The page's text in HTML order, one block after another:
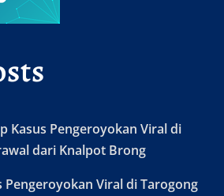
Kasus Pengeroyokan Viral di
dari Knalpot Brong
Pengeroyokan Viral di Tarogong